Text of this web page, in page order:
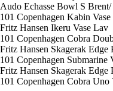
Audo Echasse Bowl S
101 Copenhagen Kabin
Fritz Hansen Ikeru Vase Lav
101 Copenhagen Cobra
Fritz Hansen Skagerak
101 Copenhagen Submarine
Fritz Hansen Skagerak Edge
101 Copenhagen Cobra